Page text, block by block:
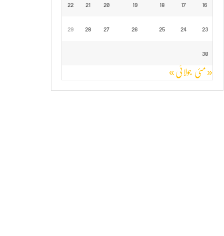
16
17
18
19
20
21
22
23
24
25
26
27
28
29
30
« مئی جولائی »